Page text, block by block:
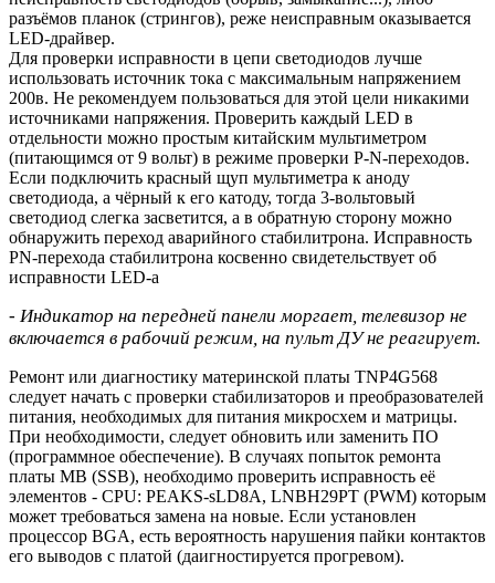
разъёмов планок (стрингов), реже неисправным оказывается
LED-драйвер.
Для проверки исправности в цепи светодиодов лучше
использовать источник тока с максимальным напряжением
200в. Не рекомендуем пользоваться для этой цели никакими
источниками напряжения. Проверить каждый LED в
отдельности можно простым китайским мультиметром
(питающимся от 9 вольт) в режиме проверки P-N-переходов.
Если подключить красный щуп мультиметра к аноду
светодиода, а чёрный к его катоду, тогда 3-вольтовый
светодиод слегка засветится, а в обратную сторону можно
обнаружить переход аварийного стабилитрона. Исправность
PN-перехода стабилитрона косвенно свидетельствует об
исправности LED-a
- Индикатор на передней панели моргает, телевизор не
включается в рабочий режим, на пульт ДУ не реагирует.
Ремонт или диагностику материнской платы TNP4G568
следует начать с проверки стабилизаторов и преобразователей
питания, необходимых для питания микросхем и матрицы.
При необходимости, следует обновить или заменить ПО
(программное обеспечение). В случаях попыток ремонта
платы MB (SSB), необходимо проверить исправность её
элементов - CPU: PEAKS-sLD8A, LNBH29PT (PWM) которым
может требоваться замена на новые. Если установлен
процессор BGA, есть вероятность нарушения пайки контактов
его выводов с платой (даигностируется прогревом).